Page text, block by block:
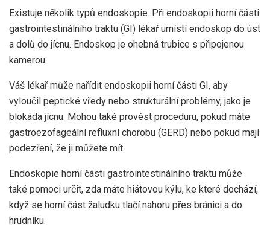
Existuje několik typů endoskopie. Při endoskopii horní části
gastrointestinálního traktu (GI) lékař umístí endoskop do úst
a dolů do jícnu. Endoskop je ohebná trubice s připojenou
kamerou.
Váš lékař může nařídit endoskopii horní části GI, aby
vyloučil peptické vředy nebo strukturální problémy, jako je
blokáda jícnu. Mohou také provést proceduru, pokud máte
gastroezofageální refluxní chorobu (GERD) nebo pokud mají
podezření, že ji můžete mít.
Endoskopie horní části gastrointestinálního traktu může
také pomoci určit, zda máte hiátovou kýlu, ke které dochází,
když se horní část žaludku tlačí nahoru přes bránici a do
hrudníku.